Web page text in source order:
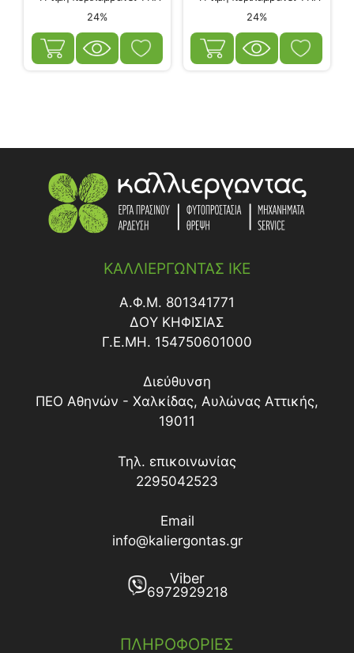
24%
24%
ΚΑΛΛΙΕΡΓΩΝΤΑΣ ΙΚΕ
Α.Φ.Μ. 801341771
ΔΟY ΚΗΦΙΣΙΑΣ
Γ.Ε.ΜΗ. 154750601000
Διεύθυνση
ΠΕΟ Αθηνών - Χαλκίδας, Αυλώνας Αττικής,
19011
Τηλ. επικοινωνίας
2295042523
Email
info@kaliergontas.gr
Viber
6972929218
ΠΛΗΡΟΦΟΡΙΕΣ